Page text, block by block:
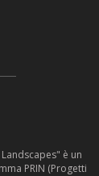
è un
PRIN (Progetti